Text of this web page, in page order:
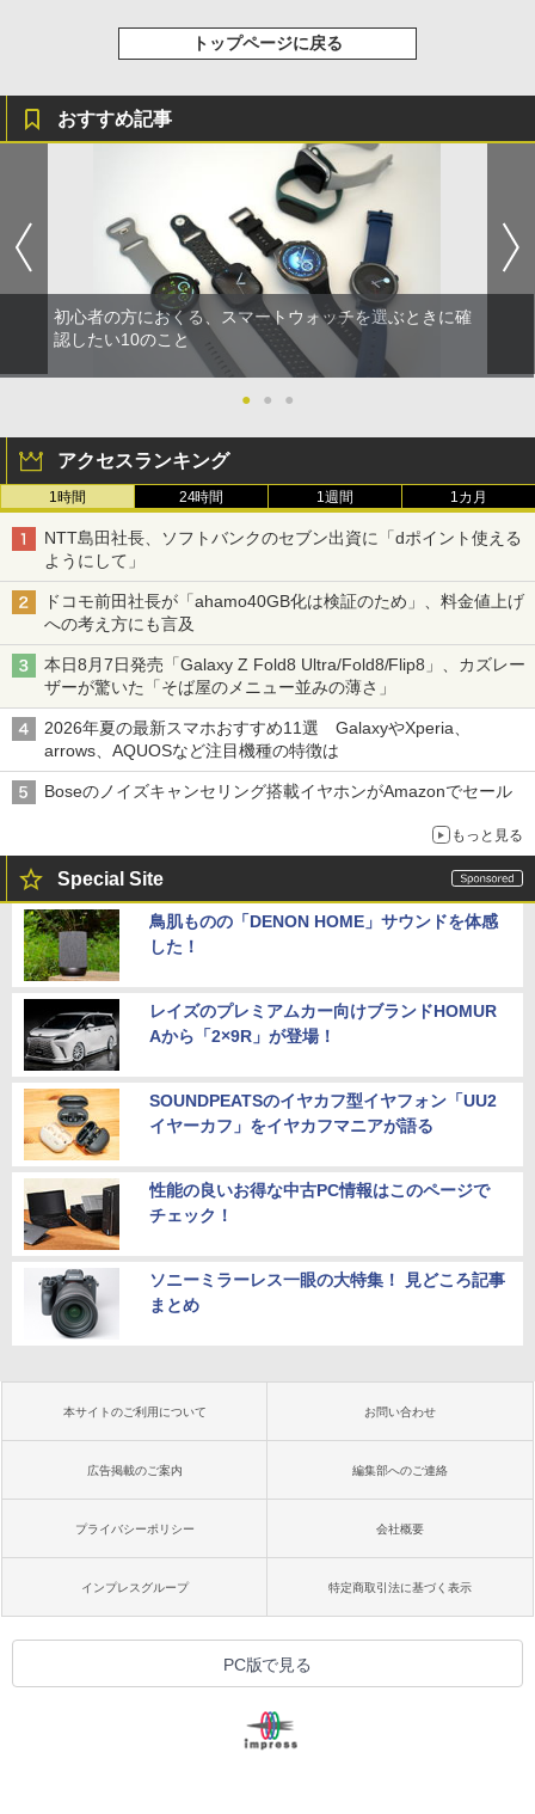
トップページに戻る
おすすめ記事
初心者の方におくる、スマートウォッチを選ぶときに確
認したい10のこと
● ● ●
アクセスランキング
1時間 24時間 1週間 1カ月
NTT島田社長、ソフトバンクのセブン出資に「dポイント使える
ようにして」
ドコモ前田社長が「ahamo40GB化は検証のため」、料金値上げ
への考え方にも言及
本日8月7日発売「Galaxy Z Fold8 Ultra/Fold8/Flip8」、カズレー
ザーが驚いた「そば屋のメニュー並みの薄さ」
2026年夏の最新スマホおすすめ11選 GalaxyやXperia、
arrows、AQUOSなど注目機種の特徴は
Boseのノイズキャンセリング搭載イヤホンがAmazonでセール
もっと見る
Special Site
鳥肌ものの「DENON HOME」サウンドを体感
した！
レイズのプレミアムカー向けブランドHOMUR
Aから「2×9R」が登場！
SOUNDPEATSのイヤカフ型イヤフォン「UU2
イヤーカフ」をイヤカフマニアが語る
性能の良いお得な中古PC情報はこのページで
チェック！
ソニーミラーレス一眼の大特集！ 見どころ記事
まとめ
本サイトのご利用について お問い合わせ
広告掲載のご案内 編集部へのご連絡
プライバシーポリシー 会社概要
インプレスグループ 特定商取引法に基づく表示
PC版で見る